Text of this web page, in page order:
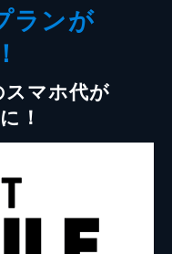
ランが
マホ代が
！